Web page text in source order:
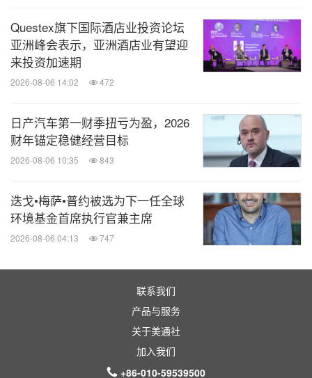
Questex旗下国际酒店业投资论坛
亚洲峰会表示，亚洲酒店业有望迎
来投资加速期
2026-08-06 14:02 472
日产汽车第一财季扭亏为盈，2026
财年锚定稳健经营目标
2026-08-06 10:35 843
迭戈•梅萨•普约被选为下一任全球
环境基金首席执行官兼主席
2026-08-06 04:13 747
联系我们
产品与服务
关于美通社
加入我们
+86-010-59539500